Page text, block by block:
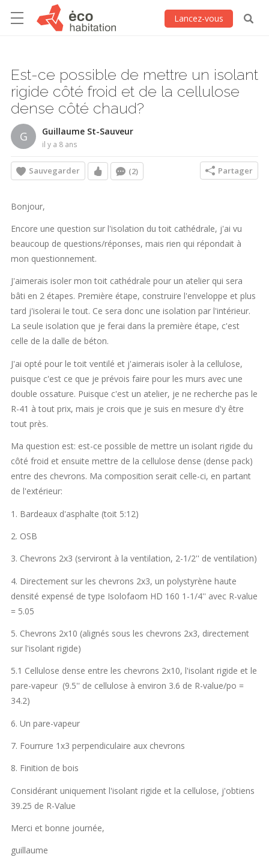
Lancez-vous
Est-ce possible de mettre un isolant
rigide côté froid et de la cellulose
dense côté chaud?
G Guillaume St-Sauveur
il y a 8 ans
Sauvegarder (2) Partager
Bonjour,
Encore une question sur l'isolation du toit cathédrale, j'ai vu
beaucoup de questions/réponses, mais rien qui répondait à
mon questionnement.
J'aimerais isoler mon toit cathédrale pour un atelier qui sera
bâti en 2 étapes. Première étape, construire l'enveloppe et plus
tard j'isolerai le tout. Ce sera donc une isolation par l'intérieur.
La seule isolation que je ferai dans la première étape, c'est
celle de la dalle de béton.
J'ai opté pour le toit ventilé et j'aimerais isoler à la cellulose,
puisque c'est ce que je prévois faire pour les murs avec une
double ossature. Puisque c'est un atelier, je ne recherche pas le
R-41 à tout prix, mais je crois que je suis en mesure d'y être
tout près.
Ma question est: est-ce possible de mettre un isolant rigide du
côté froid et ensuite mettre de la cellulose dense (dense pack)
entre des chevrons. Ma composition serait celle-ci, en partant
de l'extérieur:
1. Bardeaux d'asphalte (toit 5:12)
2. OSB
3. Chevrons 2x3 (serviront à la ventilation, 2-1/2'' de ventilation)
4. Directement sur les chevrons 2x3, un polystyrène haute
densité expensé de type Isolofaom HD 160 1-1/4'' avec R-value
= 5.05
5. Chevrons 2x10 (alignés sous les chevrons 2x3, directement
sur l'isolant rigide)
5.1 Cellulose dense entre les chevrons 2x10, l'isolant rigide et le
pare-vapeur (9.5'' de cellulose à environ 3.6 de R-value/po =
34.2)
6. Un pare-vapeur
7. Fourrure 1x3 perpendiculaire aux chevrons
8. Finition de bois
Considérant uniquement l'isolant rigide et la cellulose, j'obtiens
39.25 de R-Value
Merci et bonne journée,
guillaume